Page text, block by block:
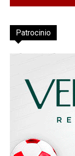
Patrocinio